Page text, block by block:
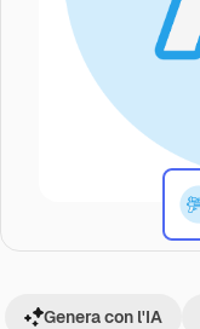
Genera con l'IA